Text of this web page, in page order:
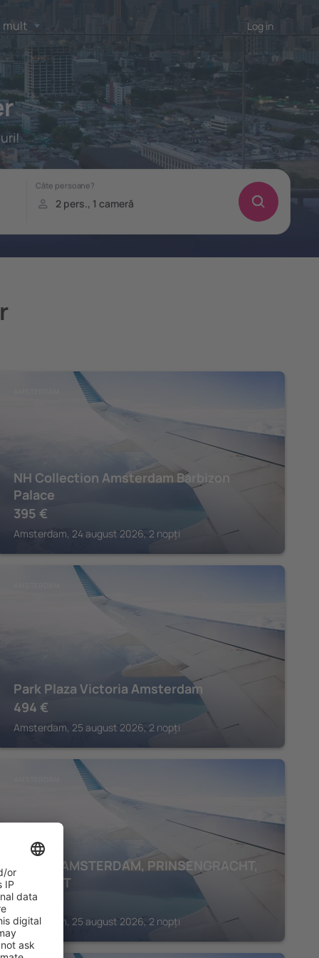
mult Log in
NH Collection Amsterdam Barbizon
Palace
395 €
Amsterdam, 24 august 2026, 2 nopți
Park Plaza Victoria Amsterdam
494 €
Amsterdam, 25 august 2026, 2 nopți
ANDAZ AMSTERDAM, PRINSENGRACHT,
BY HYATT
860
Amsterdam, 25 august 2026, 2 nopți